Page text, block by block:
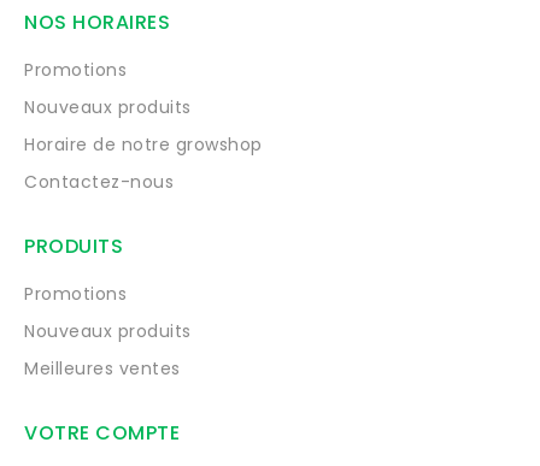
NOS HORAIRES
Promotions
Nouveaux produits
Horaire de notre growshop
Contactez-nous
PRODUITS
Promotions
Nouveaux produits
Meilleures ventes
VOTRE COMPTE